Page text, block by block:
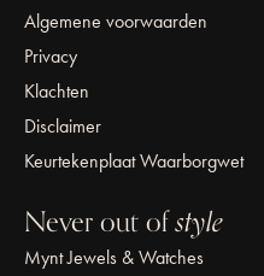
Algemene voorwaarden
Privacy
Klachten
Disclaimer
Keurtekenplaat Waarborgwet
Never out ofstyle
Mynt Jewels & Watches